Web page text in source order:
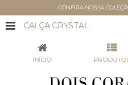
CONFIRA NOSSA
CALÇA CRYSTAL
INÍCIO